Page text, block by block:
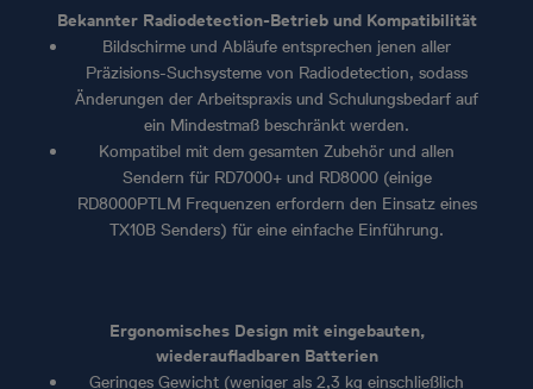
Bekannter Radiodetection-Betrieb und Kompatibilität
Bildschirme und Abläufe entsprechen jenen aller
Präzisions-Suchsysteme von Radiodetection, sodass
Änderungen der Arbeitspraxis und Schulungsbedarf auf
ein Mindestmaß beschränkt werden.
Kompatibel mit dem gesamten Zubehör und allen
Sendern für RD7000+ und RD8000 (einige
RD8000PTLM Frequenzen erfordern den Einsatz eines
TX10B Senders) für eine einfache Einführung.
Ergonomisches Design mit eingebauten,
wiederaufladbaren Batterien
Geringes Gewicht (weniger als 2,3 kg einschließlich